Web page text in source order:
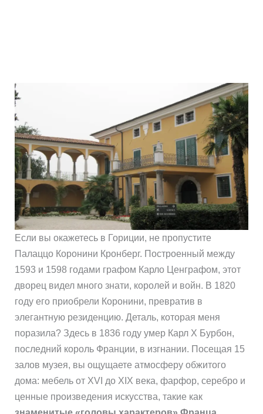
Если вы окажетесь в Гориции, не пропустите
Палаццо Корoнини Кронберг. Построенный между
1593 и 1598 годами графом Карло Ценграфом, этот
дворец видел много знати, королей и войн. В 1820
году его приобрели Корoнини, превратив в
элегантную резиденцию. Деталь, которая меня
поразила? Здесь в 1836 году умер Карл X Бурбон,
последний король Франции, в изгнании. Посещая 15
залов музея, вы ощущаете атмосферу обжитого
дома: мебель от XVI до XIX века, фарфор, серебро и
ценные произведения искусства, такие как